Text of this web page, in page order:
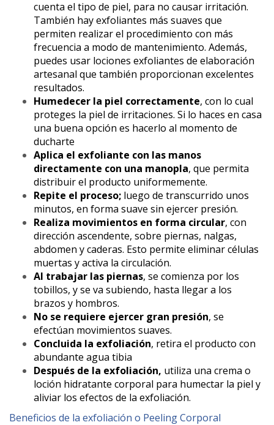
cuenta el tipo de piel, para no causar irritación.
También hay exfoliantes más suaves que
permiten realizar el procedimiento con más
frecuencia a modo de mantenimiento. Además,
puedes usar lociones exfoliantes de elaboración
artesanal que también proporcionan excelentes
resultados.
Humedecer la piel correctamente, con lo cual
proteges la piel de irritaciones. Si lo haces en casa
una buena opción es hacerlo al momento de
ducharte
Aplica el exfoliante con las manos
directamente con una manopla, que permita
distribuir el producto uniformemente.
Repite el proceso; luego de transcurrido unos
minutos, en forma suave sin ejercer presión.
Realiza movimientos en forma circular, con
dirección ascendente, sobre piernas, nalgas,
abdomen y caderas. Esto permite eliminar células
muertas y activa la circulación.
Al trabajar las piernas, se comienza por los
tobillos, y se va subiendo, hasta llegar a los
brazos y hombros.
No se requiere ejercer gran presión, se
efectúan movimientos suaves.
Concluida la exfoliación, retira el producto con
abundante agua tibia
Después de la exfoliación, utiliza una crema o
loción hidratante corporal para humectar la piel y
aliviar los efectos de la exfoliación.
Beneficios de la exfoliación o Peeling Corporal